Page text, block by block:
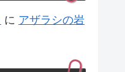
に アザラシの岩